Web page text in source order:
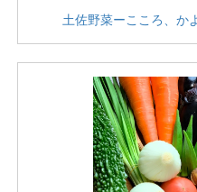
土佐野菜ーこころ、か